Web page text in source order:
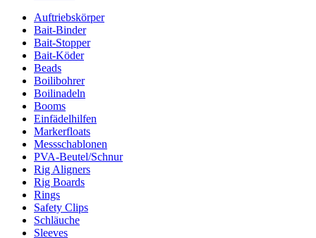
Auftriebskörper
Bait-Binder
Bait-Stopper
Bait-Köder
Beads
Boilibohrer
Boilinadeln
Booms
Einfädelhilfen
Markerfloats
Messschablonen
PVA-Beutel/Schnur
Rig Aligners
Rig Boards
Rings
Safety Clips
Schläuche
Sleeves